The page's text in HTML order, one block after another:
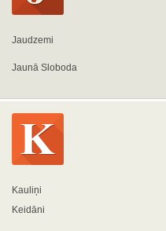
Jaudzemi
Jaunā Sloboda
Kauliņi
Keidāni